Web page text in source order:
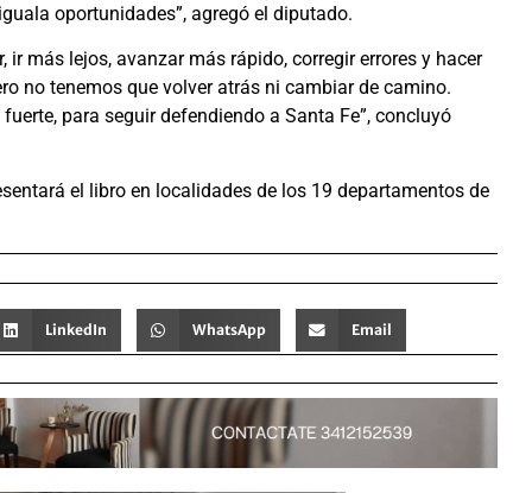
oportunidades”, agregó el diputado.
más lejos, avanzar más rápido, corregir errores y hacer
no tenemos que volver atrás ni cambiar de camino.
para seguir defendiendo a Santa Fe”, concluyó
el libro en localidades de los 19 departamentos de
LinkedIn WhatsApp Email